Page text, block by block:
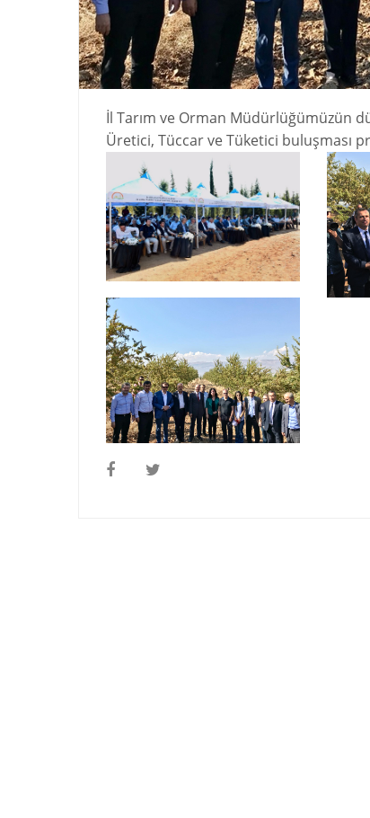
İl Tarım ve Orman Müdürlüğümüzün
Üretici, Tüccar ve Tüketici buluşması